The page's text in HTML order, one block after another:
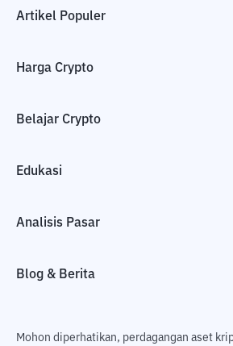
Artikel Populer
Harga Crypto
Belajar Crypto
Edukasi
Analisis Pasar
Blog & Berita
Mohon diperhatikan, perdagangan aset